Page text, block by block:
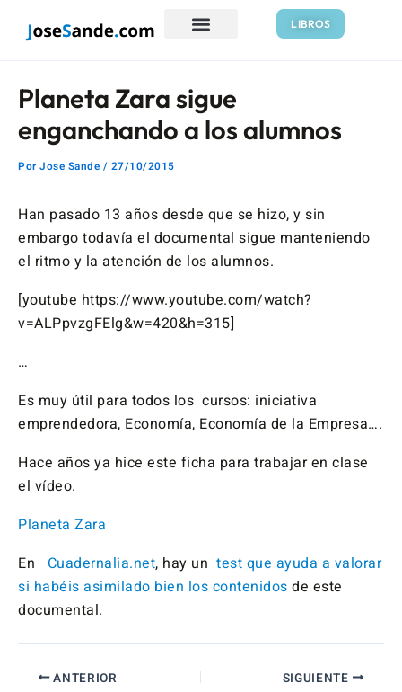
LIBROS
Planeta Zara sigue
enganchando a los alumnos
Por Jose Sande / 27/10/2015
Han pasado 13 años desde que se hizo, y sin
embargo todavía el documental sigue manteniendo
el ritmo y la atención de los alumnos.
[youtube https://www.youtube.com/watch?
v=ALPpvzgFElg&w=420&h=315]
…
Es muy útil para todos los cursos: iniciativa
emprendedora, Economía, Economía de la Empresa….
Hace años ya hice este ficha para trabajar en clase
el vídeo.
Planeta Zara
En Cuadernalia.net, hay un test que ayuda a valorar
si habéis asimilado bien los contenidos de este
documental.
de
ANTERIOR SIGUIENTE